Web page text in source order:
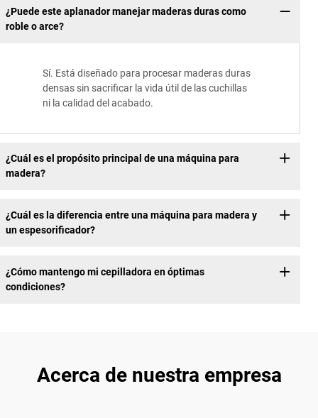
¿Puede este aplanador manejar maderas duras como
roble o arce?
Sí. Está diseñado para procesar maderas duras
densas sin sacrificar la vida útil de las cuchillas
ni la calidad del acabado.
¿Cuál es el propósito principal de una máquina para
madera?
¿Cuál es la diferencia entre una máquina para madera y
un espesorificador?
¿Cómo mantengo mi cepilladora en óptimas
condiciones?
Acerca de nuestra empresa